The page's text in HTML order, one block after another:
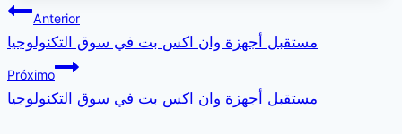
Navegação
de
Post
Anterior
مستقبل أجهزة وان اكس بت في سوق التكنولوجيا
Próximo
مستقبل أجهزة وان اكس بت في سوق التكنولوجيا